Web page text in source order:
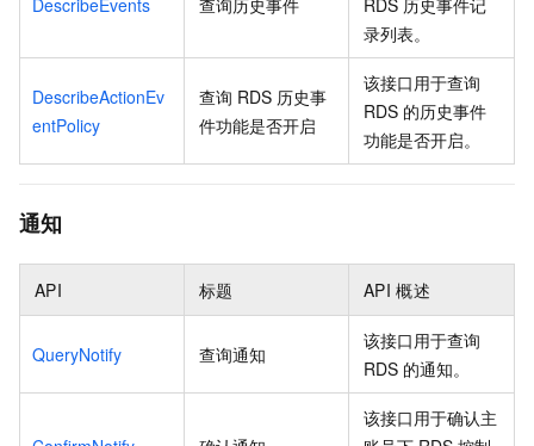
DescribeEvents 查询历史事件 RDS 历史事件记
录列表。
DescribeActionEv
entPolicy
查询 RDS 历史事
件功能是否开启
该接口用于查询
RDS 的历史事件
功能是否开启。
通知
API 标题 API 概述
QueryNotify 查询通知
该接口用于查询
RDS 的通知。
该接口用于确认主